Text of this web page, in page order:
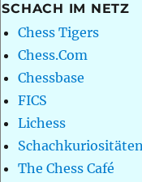
SCHACH IM NETZ
Chess Tigers
Chess.Com
Chessbase
FICS
Lichess
The Chess Café